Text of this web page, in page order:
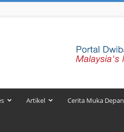
Artikel Cerita Muka Depan